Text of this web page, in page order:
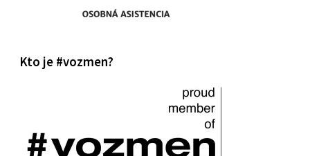
Kto je #vozmen?